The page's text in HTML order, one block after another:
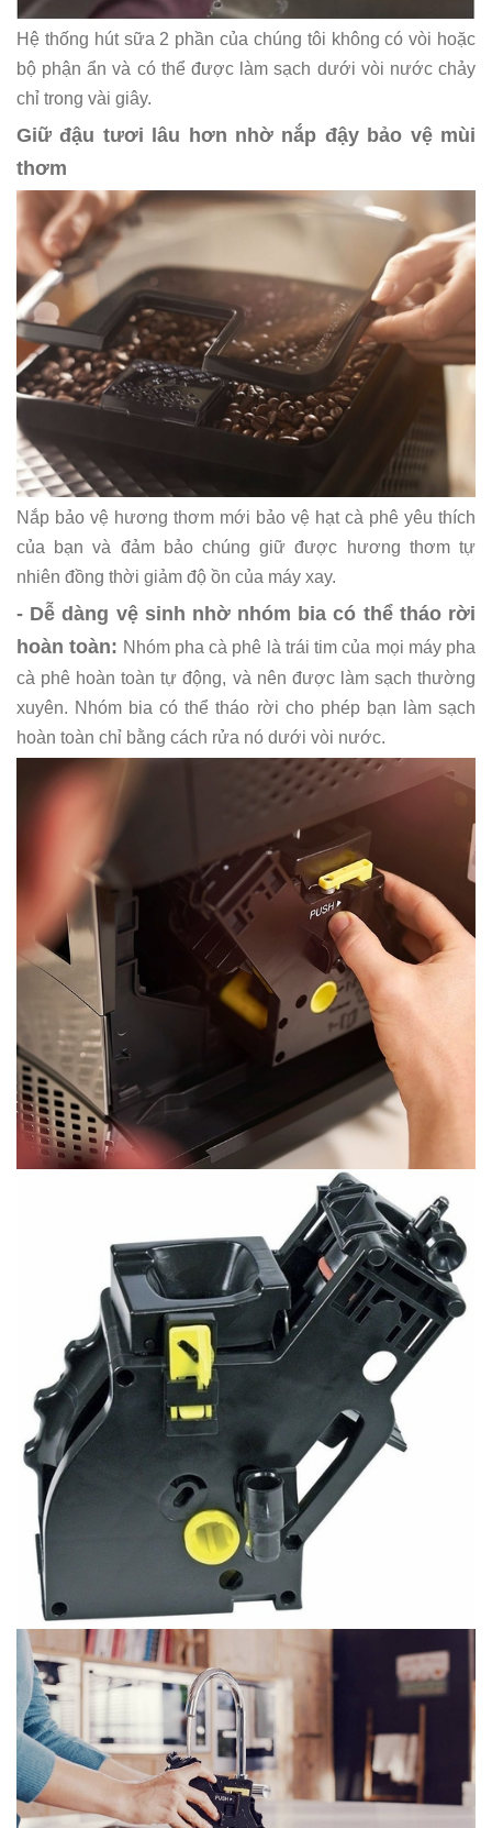
Hệ thống hút sữa 2 phần của chúng tôi không có vòi hoặc
bộ phận ẩn và có thể được làm sạch dưới vòi nước chảy
chỉ trong vài giây.
Giữ đậu tươi lâu hơn nhờ nắp đậy bảo vệ mùi
thơm
Nắp bảo vệ hương thơm mới bảo vệ hạt cà phê yêu thích
của bạn và đảm bảo chúng giữ được hương thơm tự
nhiên đồng thời giảm độ ồn của máy xay.
- Dễ dàng vệ sinh nhờ nhóm bia có thể tháo rời
hoàn toàn: Nhóm pha cà phê là trái tim của mọi máy pha
cà phê hoàn toàn tự động, và nên được làm sạch thường
xuyên. Nhóm bia có thể tháo rời cho phép bạn làm sạch
hoàn toàn chỉ bằng cách rửa nó dưới vòi nước.